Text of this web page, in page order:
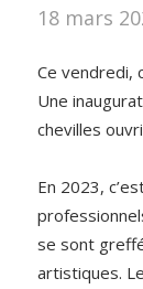
18 mars
Ce vendredi,
Une
chevilles
En 2023,
se sont
artistiques.